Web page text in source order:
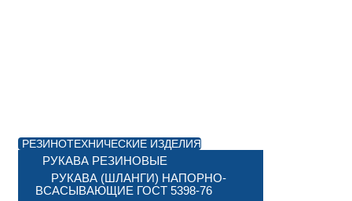
РЕЗИНОТЕХНИЧЕСКИЕ ИЗДЕЛИЯ
РУКАВА РЕЗИНОВЫЕ
РУКАВА (ШЛАНГИ) НАПОРНО-
ВСАСЫВАЮЩИЕ ГОСТ 5398-76